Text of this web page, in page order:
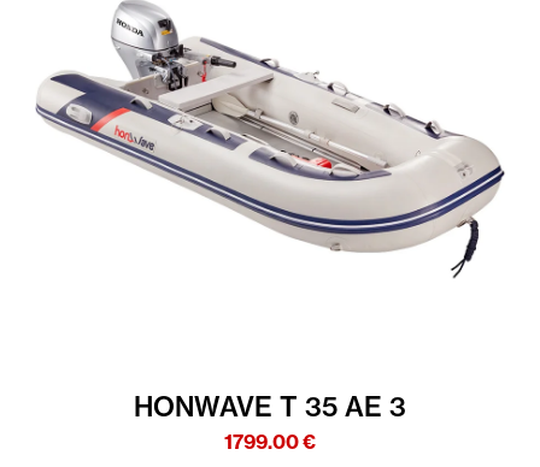
HONWAVE T 35 AE 3
1799.00€